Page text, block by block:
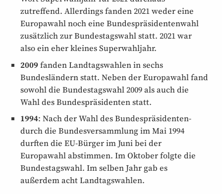
zutreffend. Allerdings fanden 2021 weder eine
Europawahl noch eine Bundes­präsidenten­wahl
zusätzlich zur Bundestags­wahl statt. 2021 war
also ein eher kleines Superwahljahr.
2009fanden Landtagswahlen in sechs
Bundesländern statt. Neben der Europawahl fand
sowohl die Bundestagswahl 2009 als auch die
Wahl des Bundespräsidenten statt.
1994: Nach der Wahl des Bundes­präsidenten­
durch die Bundesversammlung im Mai 1994
durften die EU-Bürger im Juni bei der
Europawahl abstimmen. Im Oktober folgte die
Bundestags­wahl. Im selben Jahr gab es
außerdem acht Landtagswahlen.